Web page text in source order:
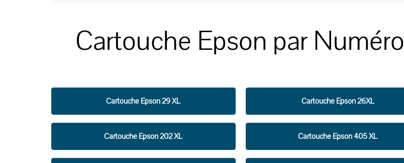
Cartouche Epson par Numéro
Cartouche Epson 29 XL Cartouche Epson 26XL
Cartouche Epson 202 XL Cartouche Epson 405 XL